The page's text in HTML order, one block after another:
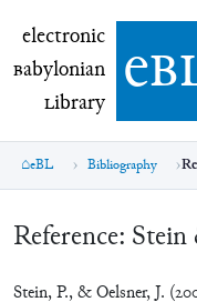
electronic
electronic
Babylonian
Library e
eBL Bibliography
Reference: Stein
Stein, P., & Oelsner, J.